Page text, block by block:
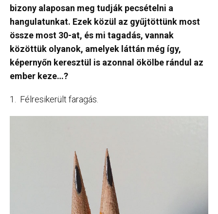
bizony alaposan meg tudják pecsételni a
hangulatunkat. Ezek közül az gyűjtöttünk most
össze most 30-at, és mi tagadás, vannak
közöttük olyanok, amelyek láttán még így,
képernyőn keresztül is azonnal ökölbe rándul az
ember keze…?
1. Félresikerült faragás.